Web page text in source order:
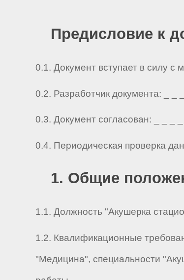
Предисловие к
0.1. Документ вступает в силу с
0.2. Разработчик документа: _ _
0.3. Документ согласован: _ _ _
0.4. Периодическая проверка
1. Общие
1.1. Должность "Акушерка
1.2. Квалификационные
"Медицина", специальности